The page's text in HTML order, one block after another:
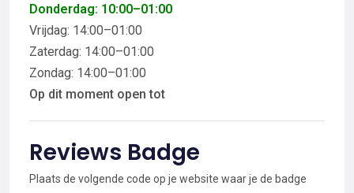
Donderdag: 10:00–01:00
Vrijdag: 14:00–01:00
Zaterdag: 14:00–01:00
Zondag: 14:00–01:00
Op dit moment open tot
Reviews Badge
Plaats de volgende code op je website waar je de badge